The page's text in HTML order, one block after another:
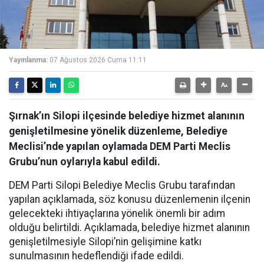
Yayınlanma: 07 Ağustos 2026 Cuma 11:11
Şırnak’ın Silopi ilçesinde belediye hizmet alanının
genişletilmesine yönelik düzenleme, Belediye
Meclisi’nde yapılan oylamada DEM Parti Meclis
Grubu’nun oylarıyla kabul edildi.
DEM Parti Silopi Belediye Meclis Grubu tarafından
yapılan açıklamada, söz konusu düzenlemenin ilçenin
gelecekteki ihtiyaçlarına yönelik önemli bir adım
olduğu belirtildi. Açıklamada, belediye hizmet alanının
genişletilmesiyle Silopi’nin gelişimine katkı
sunulmasının hedeflendiği ifade edildi.